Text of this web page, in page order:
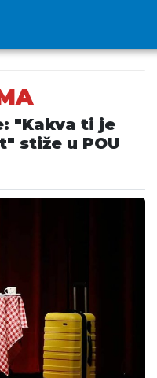
"Kakva ti je
stiže u POU